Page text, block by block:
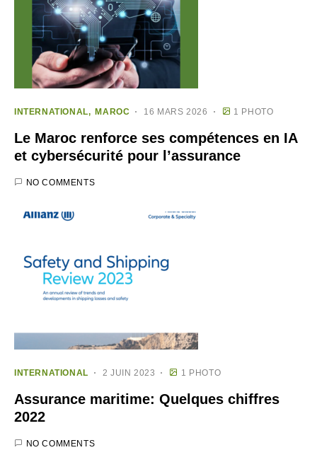
INTERNATIONAL MAROC 16 MARS 2026 1 PHOTO
Le Maroc renforce ses compétences en IA
et cybersécurité pour l’assurance
NO COMMENTS
INTERNATIONAL 2 JUIN 2023 1 PHOTO
Assurance maritime: Quelques chiffres
2022
NO COMMENTS